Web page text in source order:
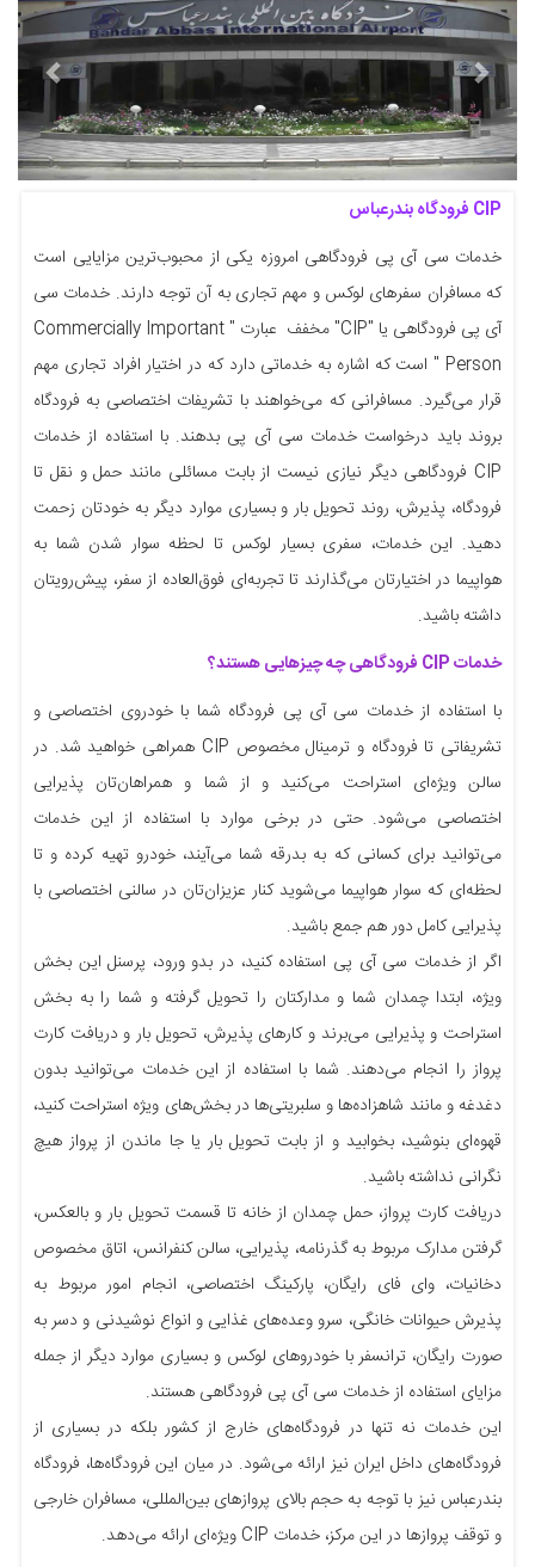
CIP فرودگاه بندرعباس
خدمات سی آی پی فرودگاهی امروزه یکی از محبوب‌ترین مزایایی است
که مسافران سفرهای لوکس و مهم تجاری به آن توجه دارند. خدمات سی
آی پی فرودگاهی یا "CIP" مخفف عبارت " Commercially Important
Person " است که اشاره به خدماتی دارد که در اختیار افراد تجاری مهم
قرار می‌گیرد. مسافرانی که می‌خواهند با تشریفات اختصاصی به فرودگاه
بروند باید درخواست خدمات سی آی پی بدهند. با استفاده از خدمات
CIP فرودگاهی دیگر نیازی نیست از بابت مسائلی مانند حمل و نقل تا
فرودگاه، پذیرش، روند تحویل بار و بسیاری موارد دیگر به خودتان زحمت
دهید. این خدمات، سفری بسیار لوکس تا لحظه سوار شدن شما به
هواپیما در اختیارتان می‌گذارند تا تجربه‌ای فوق‌العاده از سفر، پیش‌رویتان
داشته باشید.
خدمات CIP فرودگاهی چه چیزهایی هستند؟
با استفاده از خدمات سی آی پی فرودگاه شما با خودروی اختصاصی و
تشریفاتی تا فرودگاه و ترمینال مخصوص CIP همراهی خواهید شد. در
سالن ویژه‌ای استراحت می‌کنید و از شما و همراهان‌تان پذیرایی
اختصاصی می‌شود. حتی در برخی موارد با استفاده از این خدمات
می‌توانید برای کسانی که به بدرقه شما می‌آیند، خودرو تهیه کرده و تا
لحظه‌ای که سوار هواپیما می‌شوید کنار عزیزان‌تان در سالنی اختصاصی با
پذیرایی کامل دور هم جمع باشید.
اگر از خدمات سی آی پی استفاده کنید، در بدو ورود، پرسنل این بخش
ویژه، ابتدا چمدان شما و مدارکتان را تحویل گرفته و شما را به بخش
استراحت و پذیرایی می‌برند و کارهای پذیرش، تحویل بار و دریافت کارت
پرواز را انجام می‌دهند. شما با استفاده از این خدمات می‌توانید بدون
دغدغه و مانند شاهزاده‌ها و سلبریتی‌ها در بخش‌های ویژه استراحت کنید،
قهوه‌ای بنوشید، بخوابید و از بابت تحویل بار یا جا ماندن از پرواز هیچ
نگرانی نداشته باشید.
دریافت کارت پرواز، حمل چمدان از خانه تا قسمت تحویل بار و بالعکس،
گرفتن مدارک مربوط به گذرنامه، پذیرایی، سالن کنفرانس، اتاق مخصوص
دخانیات، وای فای رایگان، پارکینگ اختصاصی، انجام امور مربوط به
پذیرش حیوانات خانگی، سرو وعده‌های غذایی و انواع نوشیدنی و دسر به
صورت رایگان، ترانسفر با خودروهای لوکس و بسیاری موارد دیگر از جمله
مزایای استفاده از خدمات سی آی پی فرودگاهی هستند.
این خدمات نه تنها در فرودگاه‌های خارج از کشور بلکه در بسیاری از
فرودگاه‌های داخل ایران نیز ارائه می‌شود. در میان این فرودگاه‌ها، فرودگاه
بندرعباس نیز با توجه به حجم بالای پروازهای بین‌المللی، مسافران خارجی
و توقف پروازها در این مرکز، خدمات CIP ویژه‌ای ارائه می‌دهد.